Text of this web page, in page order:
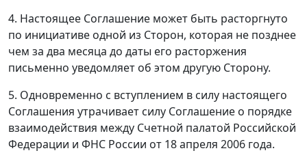
4. Настоящее Соглашение может быть расторгнуто
по инициативе одной из Сторон, которая не позднее
чем за два месяца до даты его расторжения
письменно уведомляет об этом другую Сторону.
5. Одновременно с вступлением в силу настоящего
Соглашения утрачивает силу Соглашение о порядке
взаимодействия между Счетной палатой Российской
Федерации и ФНС России от 18 апреля 2006 года.